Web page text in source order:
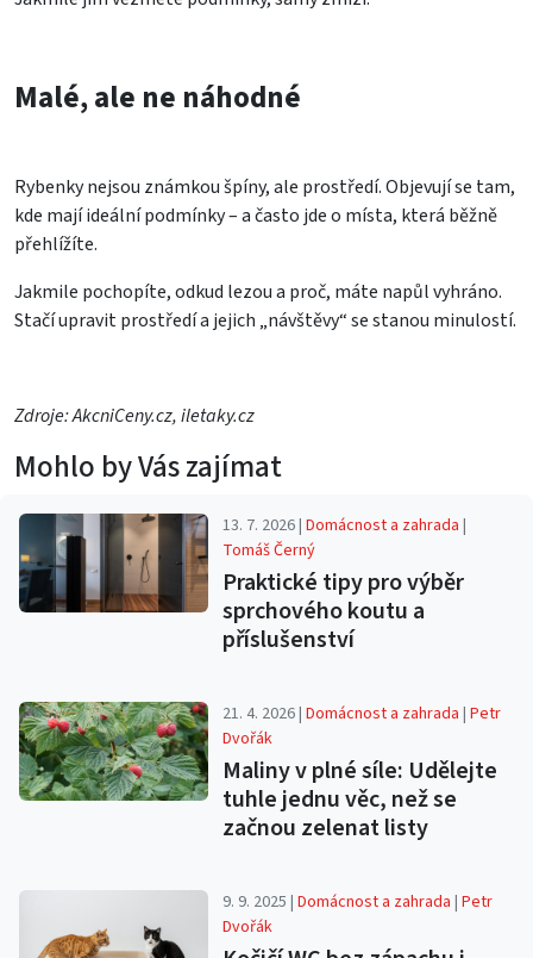
Malé, ale ne náhodné
Rybenky nejsou známkou špíny, ale prostředí. Objevují se tam,
kde mají ideální podmínky – a často jde o místa, která běžně
přehlížíte.
Jakmile pochopíte, odkud lezou a proč, máte napůl vyhráno.
Stačí upravit prostředí a jejich „návštěvy“ se stanou minulostí.
Zdroje: AkcniCeny.cz, iletaky.cz
Mohlo by Vás zajímat
13. 7. 2026 |Domácnost a zahrada |
Tomáš Černý
Praktické tipy pro výběr
sprchového koutu a
příslušenství
21. 4. 2026 |Domácnost a zahrada |Petr
Dvořák
Maliny v plné síle: Udělejte
tuhle jednu věc, než se
začnou zelenat listy
9. 9. 2025 |Domácnost a zahrada |Petr
Dvořák